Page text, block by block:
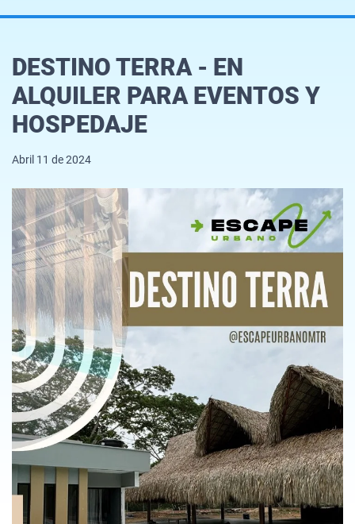
DESTINO TERRA - EN
ALQUILER PARA EVENTOS Y
HOSPEDAJE
Abril 11 de 2024